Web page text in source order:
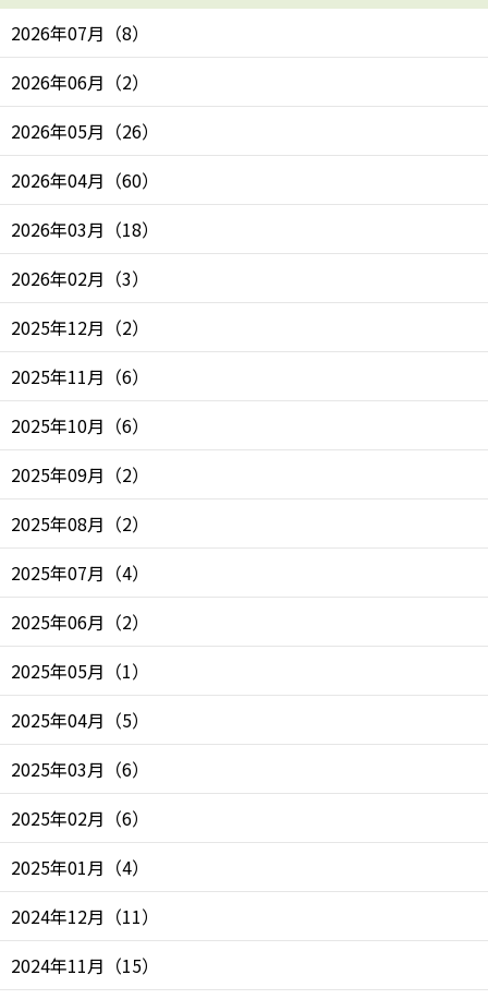
2026年07月 （8）
2026年06月 （2）
2026年05月 （26）
2026年04月 （60）
2026年03月 （18）
2026年02月 （3）
2025年12月 （2）
2025年11月 （6）
2025年10月 （6）
2025年09月 （2）
2025年08月 （2）
2025年07月 （4）
2025年06月 （2）
2025年05月 （1）
2025年04月 （5）
2025年03月 （6）
2025年02月 （6）
2025年01月 （4）
2024年12月 （11）
2024年11月 （15）